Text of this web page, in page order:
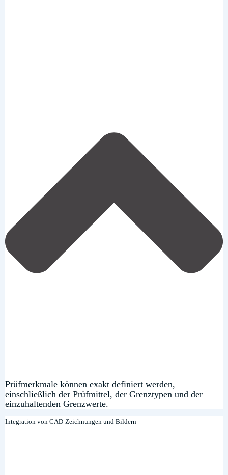
Prüfmerkmale können exakt definiert werden,
einschließlich der Prüfmittel, der Grenztypen und der
einzuhaltenden Grenzwerte.
Integration von CAD-Zeichnungen und Bildern